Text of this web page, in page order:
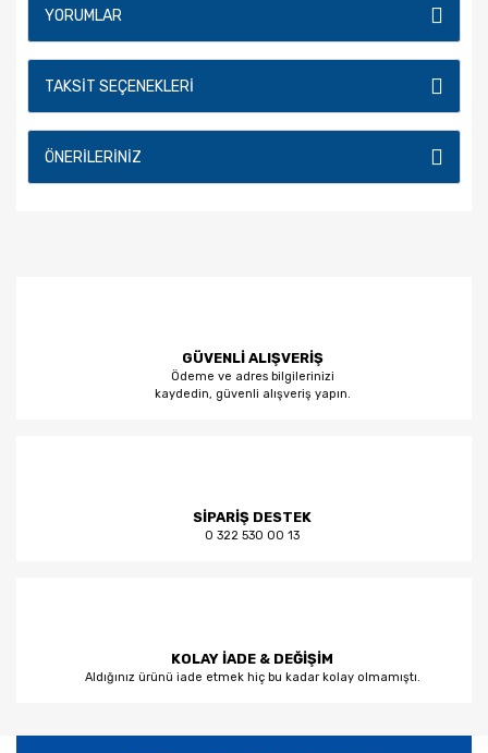
YORUMLAR
TAKSIT SEÇENEKLERI
ÖNERILERINIZ
GÜVENLİ ALIŞVERİŞ
Ödeme ve adres bilgilerinizi
kaydedin, güvenli alışveriş yapın.
SİPARİŞ DESTEK
0 322 530 00 13
KOLAY İADE & DEĞİŞİM
Aldığınız ürünü iade etmek hiç bu kadar kolay olmamıştı.